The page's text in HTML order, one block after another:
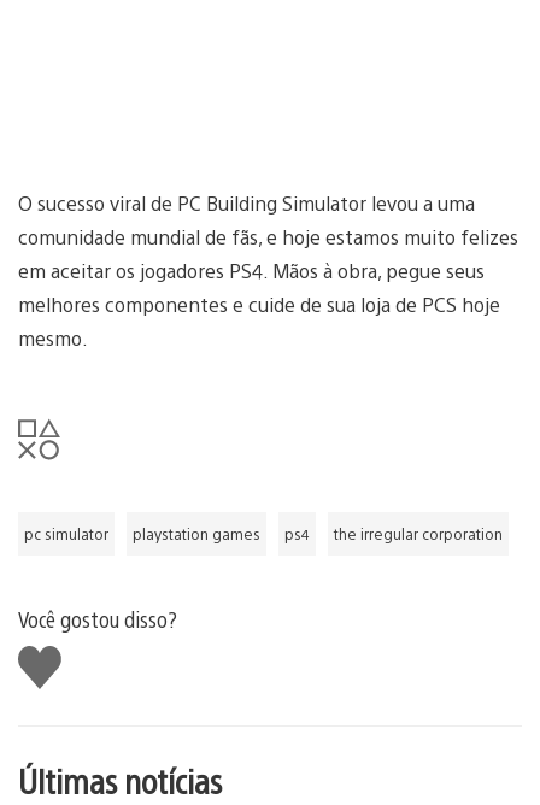
O sucesso viral de PC Building Simulator levou a uma
comunidade mundial de fãs, e hoje estamos muito felizes
em aceitar os jogadores PS4. Mãos à obra, pegue seus
melhores componentes e cuide de sua loja de PCS hoje
mesmo.
pc simulator playstation games ps4 the irregular corporation
Você gostou disso?
Curtir
Últimas notícias